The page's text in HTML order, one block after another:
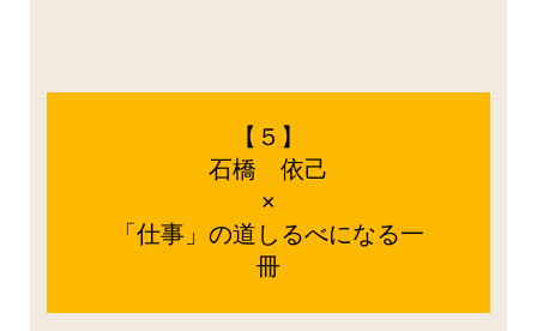
【５】
石橋 依己
×
「仕事」の道しるべになる一
冊